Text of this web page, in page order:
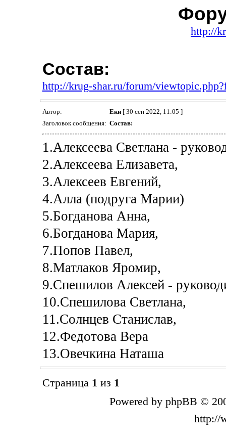
http://
Состав:
http://krug-shar.ru/forum/
Автор: Еки[ 30 сен 2022, 11:05 ]
Заголовок сообщения: Состав:
1.Алексеева Светлана -
2.Алексеева Елизавета,
3.Алексеев Евгений,
4.Алла (подруга Марии)
5.Богданова Анна,
6.Богданова Мария,
7.Попов Павел,
8.Матлаков Яромир,
9.Спешилов Алексей -
10.Спешилова Светлана,
11.Солнцев Станислав,
12.Федотова Вера
13.Овечкина Наташа
Страница 1 из 1
Powered by phpBB ©
http://